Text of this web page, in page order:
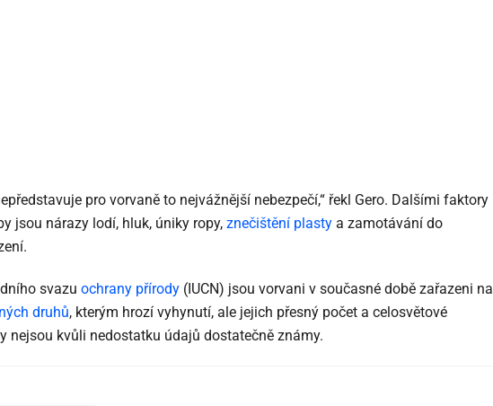
pro vorvaně to nejvážnější nebezpečí,“ řekl Gero. Dalšími faktory
jsou nárazy lodí, hluk, úniky ropy, znečištění plasty a zamotávání do
svazu ochrany přírody (IUCN) jsou vorvani v současné době zařazeni na
druhů, kterým hrozí vyhynutí, ale jejich přesný počet a celosvětové
nejsou kvůli nedostatku údajů dostatečně známy.